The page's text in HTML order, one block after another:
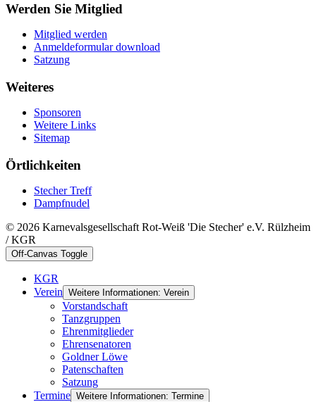
Werden Sie Mitglied
Mitglied werden
Anmeldeformular download
Satzung
Weiteres
Sponsoren
Weitere Links
Sitemap
Örtlichkeiten
Stecher Treff
Dampfnudel
© 2026 Karnevalsgesellschaft Rot-Weiß 'Die Stecher' e.V. Rülzheim
/ KGR
Off-Canvas Toggle
KGR
Verein Weitere Informationen: Verein
Vorstandschaft
Tanzgruppen
Ehrenmitglieder
Ehrensenatoren
Goldner Löwe
Patenschaften
Satzung
Termine Weitere Informationen: Termine